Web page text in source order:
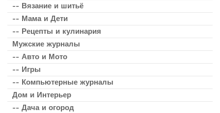
-- Вязание и шитьё
-- Мама и Дети
-- Рецепты и кулинария
Мужские журналы
-- Авто и Мото
-- Игры
-- Компьютерные журналы
Дом и Интерьер
-- Дача и огород